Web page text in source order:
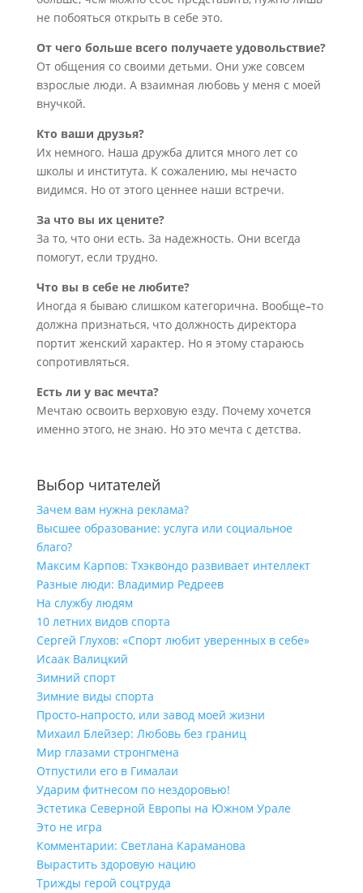
не побояться открыть в себе это.
От чего больше всего получаете удовольствие?
От общения со своими детьми. Они уже совсем
взрослые люди. А взаимная любовь у меня с моей
внучкой.
Кто ваши друзья?
Их немного. Наша дружба длится много лет со
школы и института. К сожалению, мы нечасто
видимся. Но от этого ценнее наши встречи.
За что вы их цените?
За то, что они есть. За надежность. Они всегда
помогут, если трудно.
Что вы в себе не любите?
Иногда я бываю слишком категорична. Вообще–то
должна признаться, что должность директора
портит женский характер. Но я этому стараюсь
сопротивляться.
Есть ли у вас мечта?
Мечтаю освоить верховую езду. Почему хочется
именно этого, не знаю. Но это мечта с детства.
Выбор читателей
Зачем вам нужна реклама?
Высшее образование: услуга или социальное
благо?
Максим Карпов: Тхэквондо развивает интеллект
Разные люди: Владимир Редреев
На службу людям
10 летних видов спорта
Сергей Глухов: «Спорт любит уверенных в себе»
Исаак Валицкий
Зимний спорт
Зимние виды спорта
Просто-напросто, или завод моей жизни
Михаил Блейзер: Любовь без границ
Мир глазами стронгмена
Отпустили его в Гималаи
Ударим фитнесом по нездоровью!
Эстетика Северной Европы на Южном Урале
Это не игра
Комментарии: Светлана Караманова
Вырастить здоровую нацию
Трижды герой соцтруда